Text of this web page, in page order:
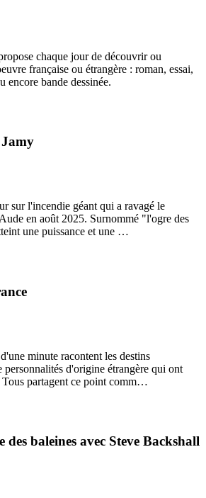
chaque jour de découvrir ou
française ou étrangère : roman, essai,
encore bande dessinée.
sur l'incendie géant qui a ravagé le
en août 2025. Surnommé "l'ogre des
une puissance et une …
minute racontent les destins
personnalités d'origine étrangère qui ont
partagent ce point comm…
des baleines avec Steve Backshall